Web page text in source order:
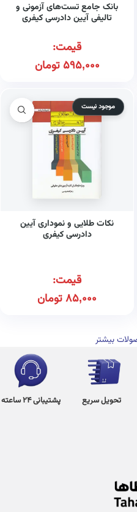
بانک جامع تست‌های آزمونی و
تالیفی آیین دادرسی کیفری
قیمت:
595,000 تومان
موجود نیست
نکات طلایی و نموداری آیین
دادرسی کیفری
قیمت:
85,000تومان
بیشتر
تحویل سریع پشتیبانی 24 ساعته